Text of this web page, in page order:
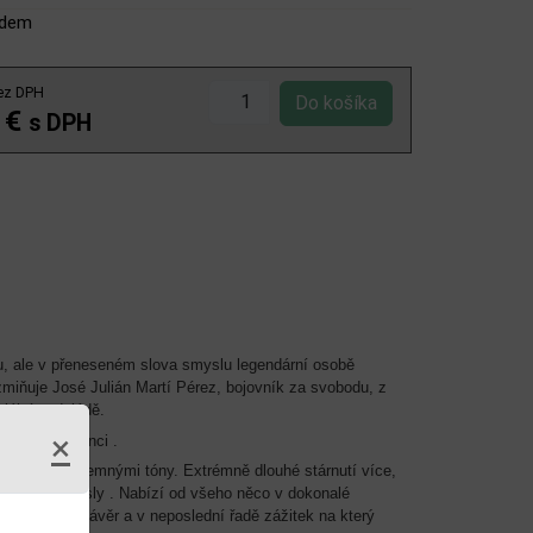
×
DPH
s DPH
ale v přeneseném slova smyslu legendární osobě
José Julián Martí Pérez, bojovník za svobodu, z
nadvládě.
konkurenci .
silné s jemnými tóny. Extrémně dlouhé stárnutí více,
smysly . Nabízí od všeho něco v dokonalé
závěr a v neposlední řadě zážitek na který